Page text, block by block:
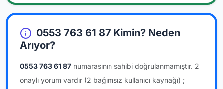
0553 763 61 87 Kimin? Neden
Arıyor?
0553 763 61 87 numarasının sahibi doğrulanmamıştır. 2
onaylı yorum vardır (2 bağımsız kullanıcı kaynağı) ;